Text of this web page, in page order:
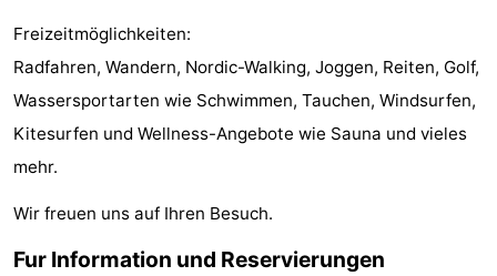
Walcherse
Dishoek
-
Middelburg
Zeeuws-
Freizeitmöglichkeiten:
Radfahren, Wandern, Nordic-Walking, Joggen, Reiten, Golf,
Wassersportarten wie Schwimmen, Tauchen, Windsurfen,
Kitesurfen und Wellness-Angebote wie Sauna und vieles
mehr.
Wir freuen uns auf Ihren Besuch.
Fur Information und Reservierungen